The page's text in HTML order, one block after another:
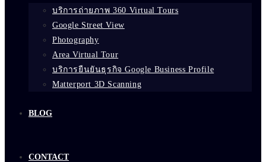
บริการถ่ายภาพ 360 Virtual Tours
Google Street View
Photography
Area Virtual Tour
บริการยืนยันธุรกิจ Google Business Profile
Matterport 3D Scanning
BLOG
CONTACT